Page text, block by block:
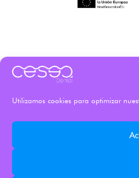
Utilizamos cookies para optimizar